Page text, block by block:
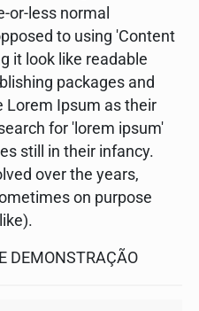
or-less normal
to using 'Content
it look like readable
packages and
Lorem Ipsum as their
for 'lorem ipsum'
still in their infancy.
over the years,
on purpose
DEMONSTRAÇÃO